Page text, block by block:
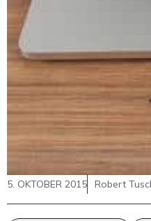
5. OKTOBER 2015 Robert